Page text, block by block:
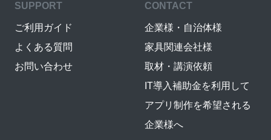
SUPPORT
ご利用ガイド
よくある質問
お問い合わせ
CONTACT
企業様・自治体様
家具関連会社様
取材・講演依頼
IT導入補助金を利用して
アプリ制作を希望される
企業様へ